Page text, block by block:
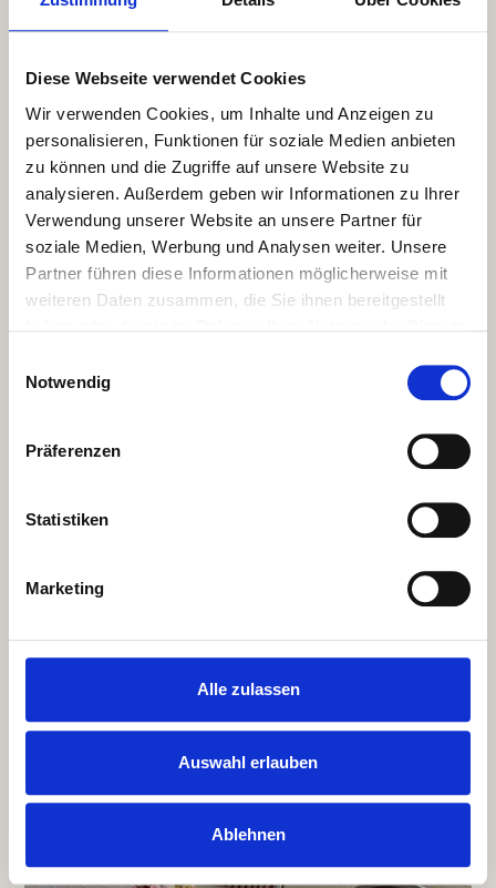
Diese Webseite verwendet Cookies
Wir verwenden Cookies, um Inhalte und Anzeigen zu
personalisieren, Funktionen für soziale Medien anbieten
zu können und die Zugriffe auf unsere Website zu
analysieren. Außerdem geben wir Informationen zu Ihrer
Verwendung unserer Website an unsere Partner für
soziale Medien, Werbung und Analysen weiter. Unsere
Partner führen diese Informationen möglicherweise mit
weiteren Daten zusammen, die Sie ihnen bereitgestellt
Notwendig
Präferenzen
Statistiken
Marketing
Alle zulassen
Auswahl erlauben
Ablehnen